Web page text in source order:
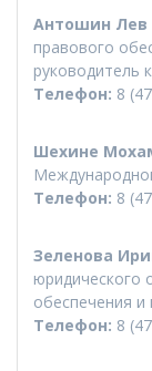
Антошин Лев
правового
руководитель
Телефон: 8
Шехине
Телефон: 8
Зеленова
юридического
обеспечения и
Телефон: 8